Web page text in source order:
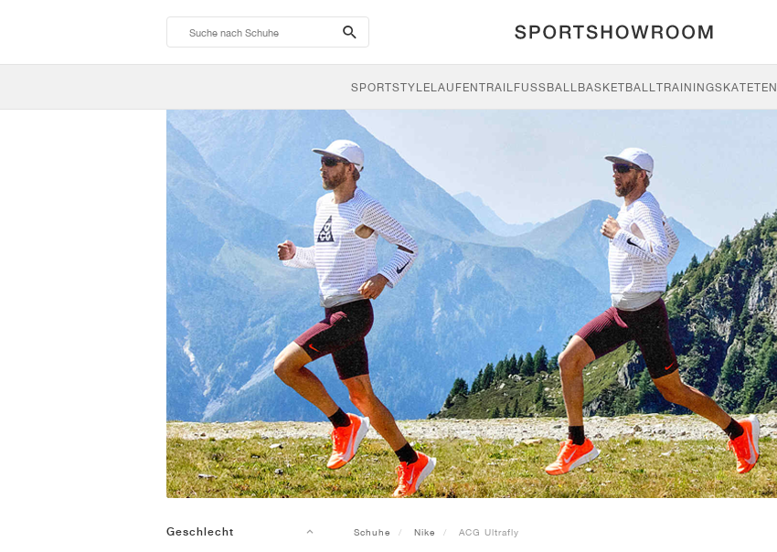
search-
btn
SPORTSTYLELAUFENTRAILFUSSBALL BASKETBALLTRAININGSKATE
Geschlecht Schuhe Nike ACG Ultrafly